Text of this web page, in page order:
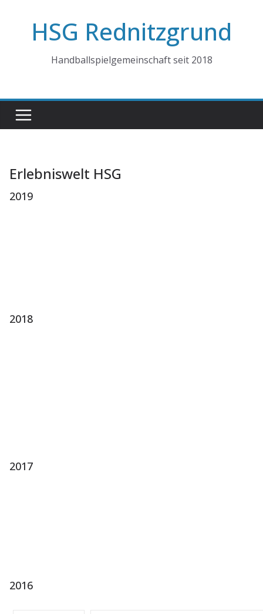
springenHSG Rednitzgrund
Handballspielgemeinschaft seit 2018
Erlebniswelt HSG
2019
2018
2017
2016